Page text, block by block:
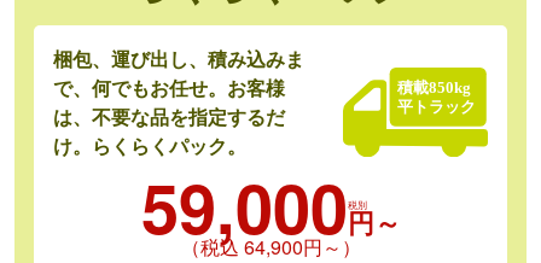
梱包、運び出し、積み込みま
で、何でもお任せ。お客様
は、不要な品を指定するだ
け。らくらくパック。
59,000税別
円～
（税込 64,900円～）